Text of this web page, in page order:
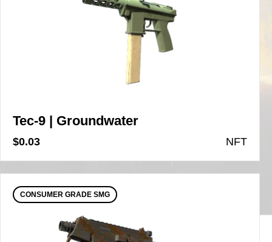
Tec-9 | Groundwater
$0.03 NFT
CONSUMER GRADE SMG